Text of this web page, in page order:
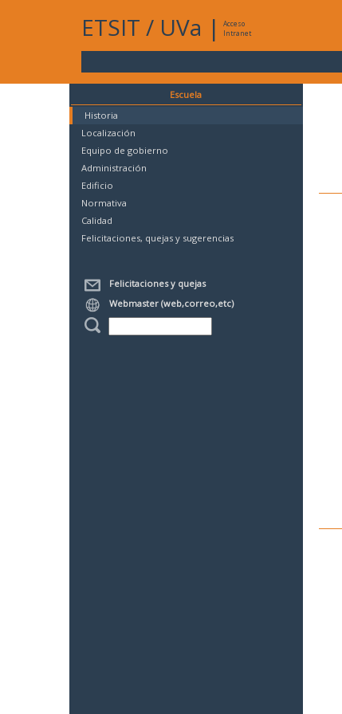
ETSIT / UVa |
Acceso
Intranet
Escuela
Historia
Localización
Equipo de gobierno
Administración
Edificio
Normativa
Calidad
Felicitaciones, quejas y sugerencias
Felicitaciones y quejas
Webmaster (web,correo,etc)